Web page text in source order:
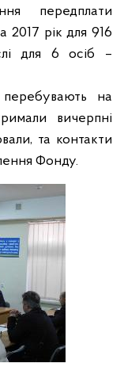
передплати
2017 рік для 916
для 6 осіб –
перебувають на
вичерпні
та контакти
Фонду.